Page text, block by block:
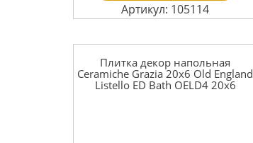
Артикул: 105114
Плитка декор напольная
Ceramiche Grazia 20x6 Old England
Listello ED Bath OELD4 20x6